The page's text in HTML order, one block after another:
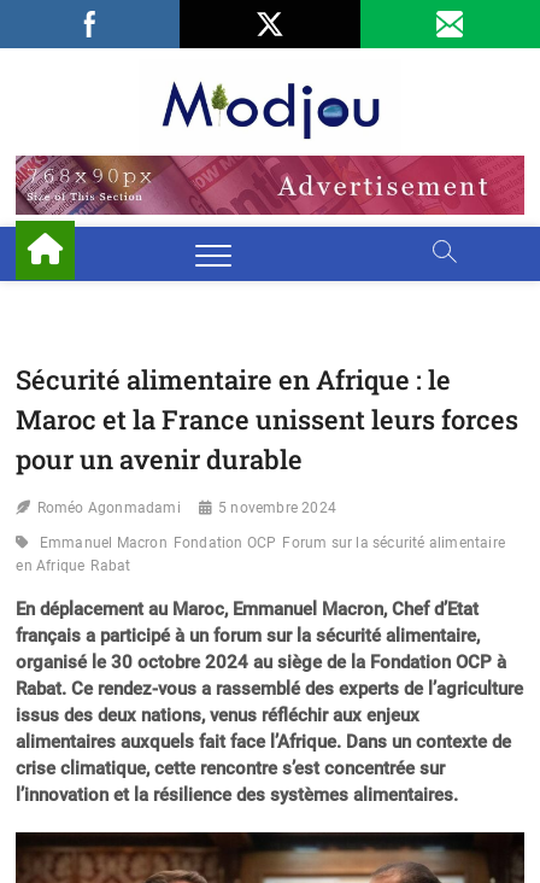
Facebook
LinkedIn
Sécurité alimentaire en Afrique : le
Maroc et la France unissent leurs forces
pour un avenir durable
Roméo Agonmadami 5 novembre 2024
Emmanuel Macron Fondation OCP Forum sur la sécurité alimentaire
en Afrique Rabat
En déplacement au Maroc, Emmanuel Macron, Chef d’Etat
français a participé à un forum sur la sécurité alimentaire,
organisé le 30 octobre 2024 au siège de la Fondation OCP à
Rabat. Ce rendez-vous a rassemblé des experts de l’agriculture
issus des deux nations, venus réfléchir aux enjeux
alimentaires auxquels fait face l’Afrique. Dans un contexte de
crise climatique, cette rencontre s’est concentrée sur
l’innovation et la résilience des systèmes alimentaires.